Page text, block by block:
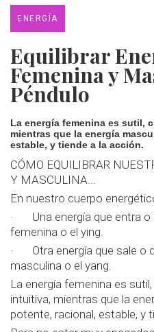
ENERGÍA
Equilibrar
Femenina y
Péndulo
La energía femenina es sutil,
mientras que la energía
estable, y tiende a la acción.
CÓMO EQUILIBRAR
Y MASCULINA...
En nuestro cuerpo
· Una energía que entra o
femenina o el ying.
· Otra energía que sale o
masculina o el yang.
La energía femenina es
intuitiva, mientras que la
potente, racional, estable, y